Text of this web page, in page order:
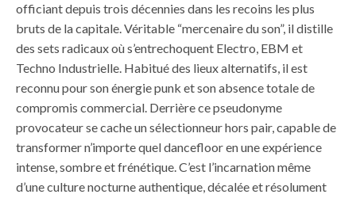
officiant depuis trois décennies dans les recoins les plus
bruts de la capitale. Véritable “mercenaire du son”, il distille
des sets radicaux où s’entrechoquent Electro, EBM et
Techno Industrielle. Habitué des lieux alternatifs, il est
reconnu pour son énergie punk et son absence totale de
compromis commercial. Derrière ce pseudonyme
provocateur se cache un sélectionneur hors pair, capable de
transformer n’importe quel dancefloor en une expérience
intense, sombre et frénétique. C’est l’incarnation même
d’une culture nocturne authentique, décalée et résolument